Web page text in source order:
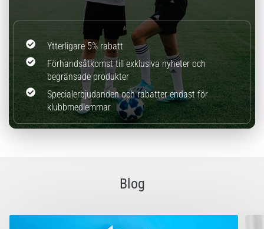
Ytterligare 5% rabatt
Förhandsåtkomst till exklusiva nyheter och
begränsade produkter
Specialerbjudanden och rabatter endast för
klubbmedlemmar
Blog